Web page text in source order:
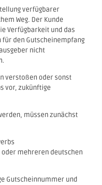
verfügbarer
Weg. Der Kunde
Verfügbarkeit und das
den Gutscheinempfang
nicht
verstoßen oder sonst
vor, zukünftige
müssen zunächst
mehreren deutschen
Gutscheinnummer und